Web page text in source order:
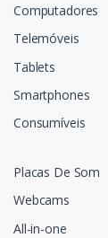
Computadores
Telemóveis
Tablets
Smartphones
Consumíveis
Placas De Som
Webcams
All-in-one